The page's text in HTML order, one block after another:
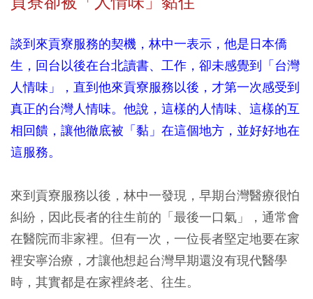
談到來貢寮服務的契機，林中一表示，他是日本僑
生，回台以後在台北讀書、工作，卻未感覺到「台灣
人情味」，直到他來貢寮服務以後，才第一次感受到
真正的台灣人情味。他說，這樣的人情味、這樣的互
相回饋，讓他徹底被「黏」在這個地方，並好好地在
這服務。
來到貢寮服務以後，林中一發現，早期台灣醫療很怕
糾紛，因此長者的往生前的「最後一口氣」，通常會
在醫院而非家裡。但有一次，一位長者堅定地要在家
裡安寧治療，才讓他想起台灣早期還沒有現代醫學
時，其實都是在家裡終老、往生。